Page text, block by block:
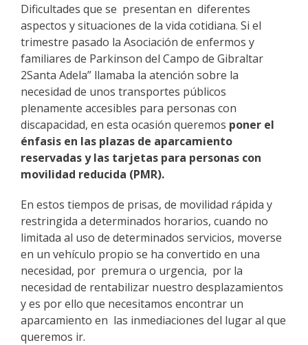
Dificultades que se presentan en diferentes
aspectos y situaciones de la vida cotidiana. Si el
trimestre pasado la Asociación de enfermos y
familiares de Parkinson del Campo de Gibraltar
2Santa Adela” llamaba la atención sobre la
necesidad de unos transportes públicos
plenamente accesibles para personas con
discapacidad, en esta ocasión queremos poner el
énfasis en las plazas de aparcamiento
reservadas y las tarjetas para personas con
movilidad reducida (PMR).
En estos tiempos de prisas, de movilidad rápida y
restringida a determinados horarios, cuando no
limitada al uso de determinados servicios, moverse
en un vehículo propio se ha convertido en una
necesidad, por premura o urgencia, por la
necesidad de rentabilizar nuestro desplazamientos
y es por ello que necesitamos encontrar un
aparcamiento en las inmediaciones del lugar al que
queremos ir.